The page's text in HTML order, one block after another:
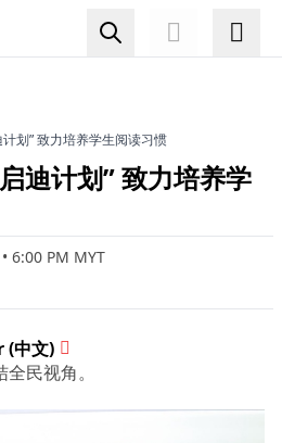
雪政府推介“雪州启迪计划” 致力培养学生阅读习惯
迪计划” 致力培养学
6:00 PM MYT
(中文)
民视角。